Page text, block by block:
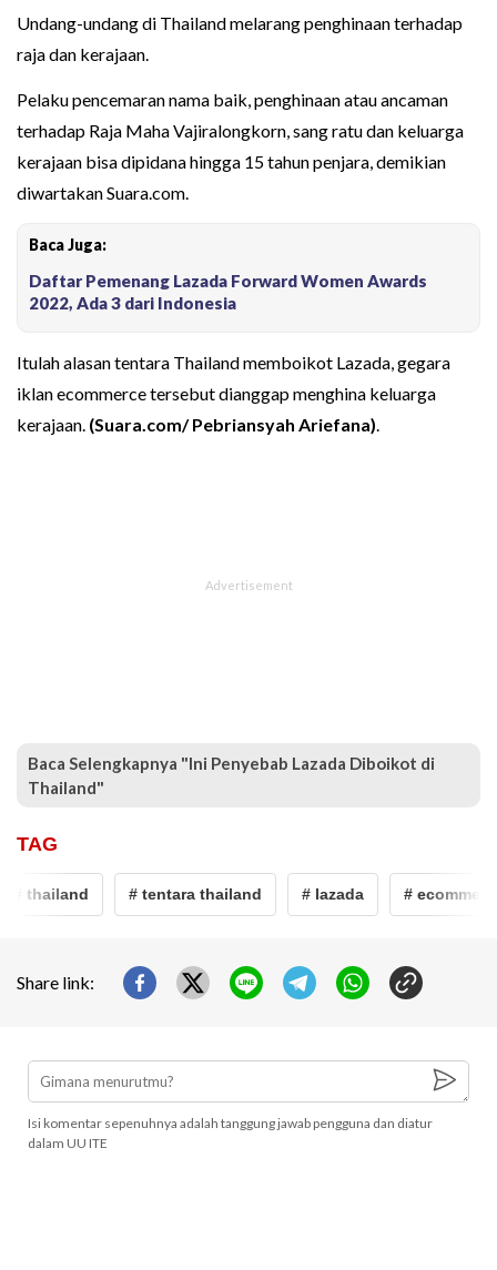
Undang-undang di Thailand melarang penghinaan terhadap
raja dan kerajaan.
Pelaku pencemaran nama baik, penghinaan atau ancaman
terhadap Raja Maha Vajiralongkorn, sang ratu dan keluarga
kerajaan bisa dipidana hingga 15 tahun penjara, demikian
diwartakan Suara.com.
Baca Juga:
Daftar Pemenang Lazada Forward Women Awards
2022, Ada 3 dari Indonesia
Itulah alasan tentara Thailand memboikot Lazada, gegara
iklan ecommerce tersebut dianggap menghina keluarga
kerajaan. (Suara.com/ Pebriansyah Ariefana).
Baca Selengkapnya "Ini Penyebab Lazada Diboikot di
Thailand"
TAG
# thailand # tentara thailand # lazada # ecommerce
Share link:
Isi komentar sepenuhnya adalah tanggung jawab pengguna dan diatur
dalam UU ITE